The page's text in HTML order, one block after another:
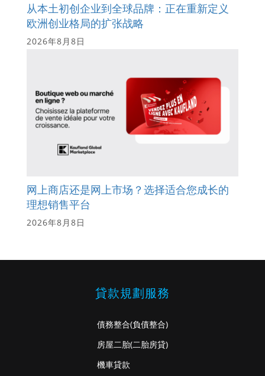
从本土初创企业到全球品牌：正在重新定义
欧洲创业格局的扩张战略
2026年8月8日
网上商店还是网上市场？选择适合您成长的
理想销售平台
2026年8月8日
貸款規劃服務
債務整合(負債整合)
房屋二胎(二胎房貸)
機車貸款